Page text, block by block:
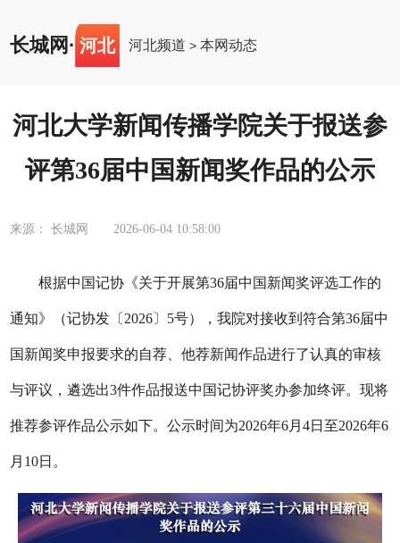
长城网 · 河北 河北频道 >本网动态
河北大学新闻传播学院关于报送参
评第36届中国新闻奖作品的公示
来源： 长城网 2026-06-04 10:58:00
根据中国记协《关于开展第36届中国新闻奖评选工作的
通知》（记协发〔 2026〕 5号），我院对接收到符合第36届中
国新闻奖申报要求的自荐、他荐新闻作品进行了认真的审核
与评议，遴选出3件作品报送中国记协评奖办参加终评。现将
推荐参评作品公示如下。公示时间为2026年6月4日至2026年6
月 10日。